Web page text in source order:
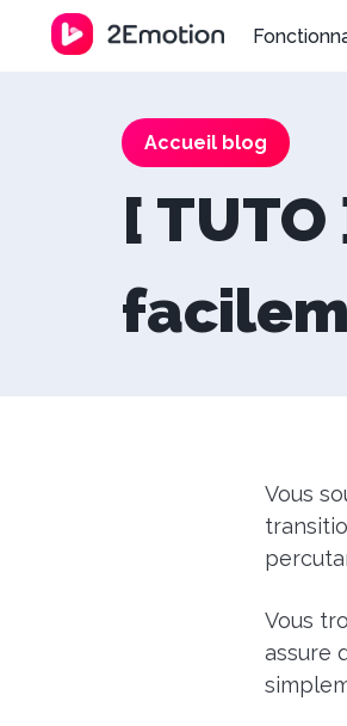
Accueil blog
[
Vous
Vous
assure